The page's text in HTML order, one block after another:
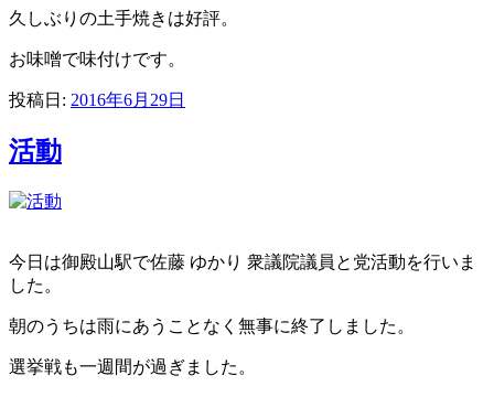
久しぶりの土手焼きは好評。
お味噌で味付けです。
投稿日: 2016年6月29日
活動
今日は御殿山駅で佐藤 ゆかり 衆議院議員と党活動を行いま
した。
朝のうちは雨にあうことなく無事に終了しました。
選挙戦も一週間が過ぎました。